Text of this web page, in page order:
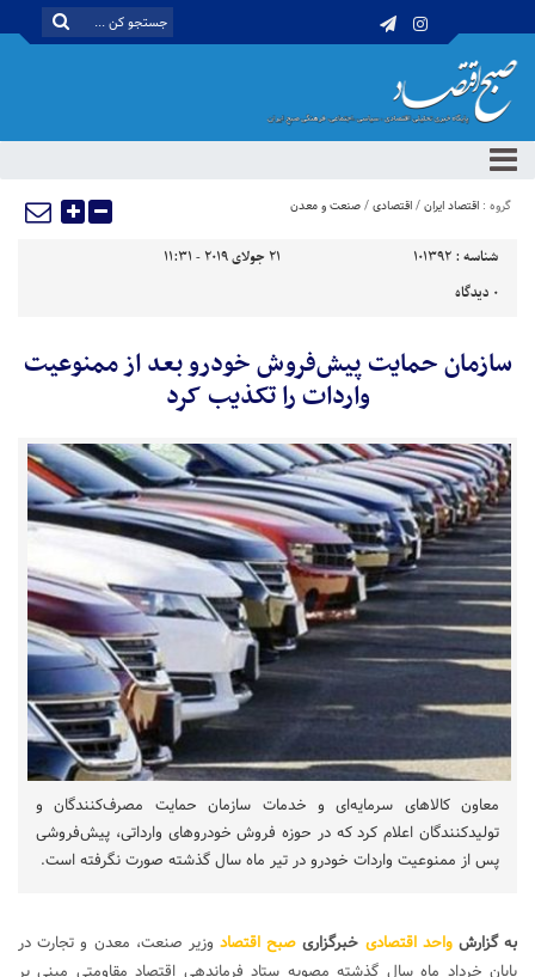
گروه : اقتصاد ایران/اقتصادی/صنعت و معدن
شناسه : 101392
21 جولای 2019 - 11:31
0 دیدگاه
سازمان حمایت پیش‌فروش خودرو بعد از ممنوعیت
واردات را تکذیب کرد
معاون کالاهای سرمایه‌ای و خدمات سازمان حمایت مصرف‌کنندگان و
تولیدکنندگان اعلام کرد که در حوزه فروش خودروهای وارداتی، پیش‌فروشی
پس از ممنوعیت واردات خودرو در تیر ماه سال گذشته صورت نگرفته است.
به گزارشواحد اقتصادی خبرگزاری صبح اقتصاد وزیر صنعت، معدن و تجارت در